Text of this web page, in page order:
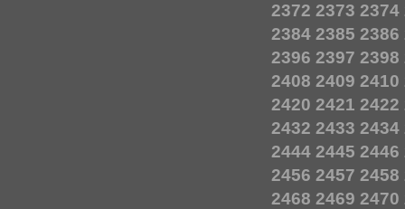
2372 2373 2374
2384 2385 2386
2396 2397 2398
2408 2409 2410
2420 2421 2422
2432 2433 2434
2444 2445 2446
2456 2457 2458
2468 2469 2470